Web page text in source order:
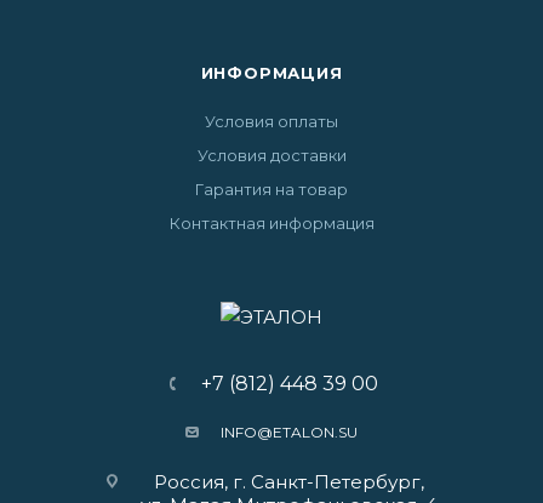
ИНФОРМАЦИЯ
Условия оплаты
Условия доставки
Гарантия на товар
Контактная информация
+7 (812) 448 39 00
INFO@ETALON.SU
Россия, г. Санкт-Петербург,